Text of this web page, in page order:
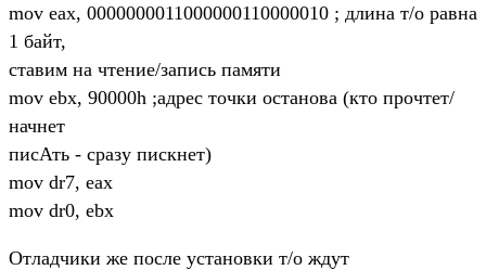
mov eax, 0000000011000000110000010 ; длина т/о равна
1 байт,
ставим на чтение/запись памяти
mov ebx, 90000h ;адрес точки останова (кто прочтет/
начнет
писАть - сразу пискнет)
mov dr7, eax
mov dr0, ebx
Отладчики же после установки т/о ждут